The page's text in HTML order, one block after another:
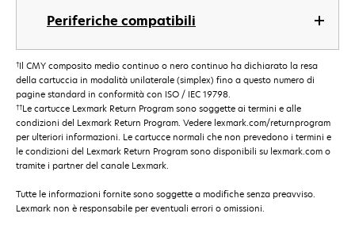
Periferiche compatibili
†Il CMY composito medio continuo o nero continuo ha dichiarato la resa
della cartuccia in modalità unilaterale (simplex) fino a questo numero di
pagine standard in conformità con ISO / IEC 19798.
††Le cartucce Lexmark Return Program sono soggette ai termini e alle
condizioni del Lexmark Return Program. Vedere lexmark.com/returnprogram
per ulteriori informazioni. Le cartucce normali che non prevedono i termini e
le condizioni del Lexmark Return Program sono disponibili su lexmark.com o
tramite i partner del canale Lexmark.
Tutte le informazioni fornite sono soggette a modifiche senza preavviso.
Lexmark non è responsabile per eventuali errori o omissioni.